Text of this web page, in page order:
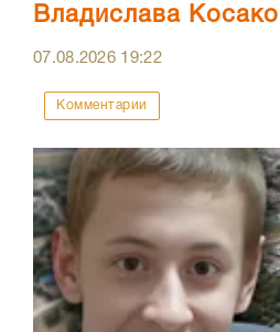
Владислава
07.08.2026 19:22
Комментарии